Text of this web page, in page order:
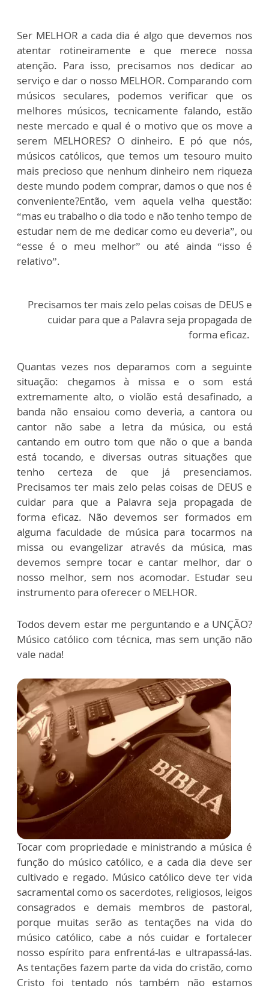
Ser MELHOR a cada dia é algo que devemos nos
atentar rotineiramente e que merece nossa
atenção. Para isso, precisamos nos dedicar ao
serviço e dar o nosso MELHOR. Comparando com
músicos seculares, podemos verificar que os
melhores músicos, tecnicamente falando, estão
neste mercado e qual é o motivo que os move a
serem MELHORES? O dinheiro. E pó que nós,
músicos católicos, que temos um tesouro muito
mais precioso que nenhum dinheiro nem riqueza
deste mundo podem comprar, damos o que nos é
conveniente?Então, vem aquela velha questão:
“mas eu trabalho o dia todo e não tenho tempo de
estudar nem de me dedicar como eu deveria”, ou
“esse é o meu melhor” ou até ainda “isso é
relativo”.
Precisamos ter mais zelo pelas coisas de DEUS e
cuidar para que a Palavra seja propagada de
forma eficaz.
Quantas vezes nos deparamos com a seguinte
situação: chegamos à missa e o som está
extremamente alto, o violão está desafinado, a
banda não ensaiou como deveria, a cantora ou
cantor não sabe a letra da música, ou está
cantando em outro tom que não o que a banda
está tocando, e diversas outras situações que
tenho certeza de que já presenciamos.
Precisamos ter mais zelo pelas coisas de DEUS e
cuidar para que a Palavra seja propagada de
forma eficaz. Não devemos ser formados em
alguma faculdade de música para tocarmos na
missa ou evangelizar através da música, mas
devemos sempre tocar e cantar melhor, dar o
nosso melhor, sem nos acomodar. Estudar seu
instrumento para oferecer o MELHOR.
Todos devem estar me perguntando e a UNÇÃO?
Músico católico com técnica, mas sem unção não
vale nada!
Tocar com propriedade e ministrando a música é
função do músico católico, e a cada dia deve ser
cultivado e regado. Músico católico deve ter vida
sacramental como os sacerdotes, religiosos, leigos
consagrados e demais membros de pastoral,
porque muitas serão as tentações na vida do
músico católico, cabe a nós cuidar e fortalecer
nosso espírito para enfrentá-las e ultrapassá-las.
As tentações fazem parte da vida do cristão, como
Cristo foi tentado nós também não estamos